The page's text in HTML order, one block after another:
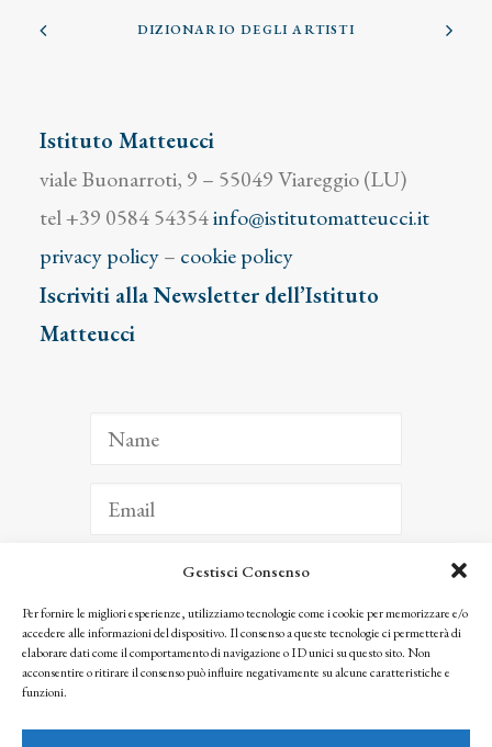
Gestisci Consenso
Per fornire le migliori esperienze, utilizziamo tecnologie come i cookie per memorizzare e/o
accedere alle informazioni del dispositivo. Il consenso a queste tecnologie ci permetterà di
elaborare dati come il comportamento di navigazione o ID unici su questo sito. Non
acconsentire o ritirare il consenso può influire negativamente su alcune caratteristiche e
funzioni.
DIZIONARIO DEGLI ARTISTI
Istituto Matteucci
viale Buonarroti, 9 – 55049 Viareggio (LU)
tel +39 0584 54354info@istitutomatteucci.it
privacy policy– cookie policy
Iscriviti alla Newsletter dell’Istituto
Matteucci
ISCRIVITI
Facendo clic per iscriverti, riconosci che le tue informazioni saranno trattate
seguendo la nostra Privacy Policy
© 2025 Istituto Matteucci. All right reserved
l’autorizzazione scritta dei proprietari dei diritti e dell’Istituto Matteucci